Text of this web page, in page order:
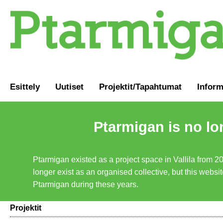
Esittely Uutiset Projektit/Tapahtumat
Ptarmigan is no
Ptarmigan existed as a project space in Vallila from
longer exist as an organised collective, but this
Ptarmigan during these years.
Projektit